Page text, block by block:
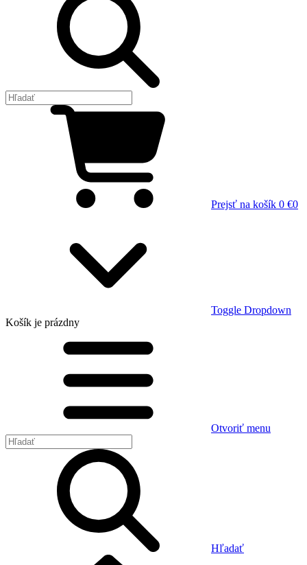
Prejsť na košík 0 €0
Toggle Dropdown
Košík je prázdny
Otvoriť menu
Hľadať